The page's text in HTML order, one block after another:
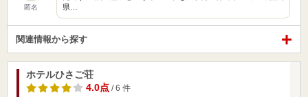
匿名
県…
関連情報から探す
ホテルひさご荘
4.0点 / 6 件